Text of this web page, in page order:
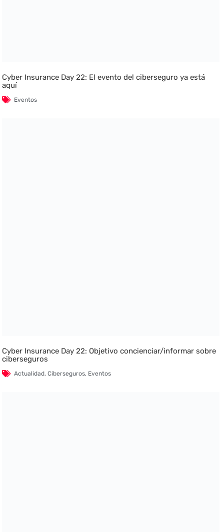
Cyber Insurance Day 22: El evento del ciberseguro ya está
aquí
Eventos
Cyber Insurance Day 22: Objetivo concienciar/informar sobre
ciberseguros
Actualidad,Ciberseguros, Eventos